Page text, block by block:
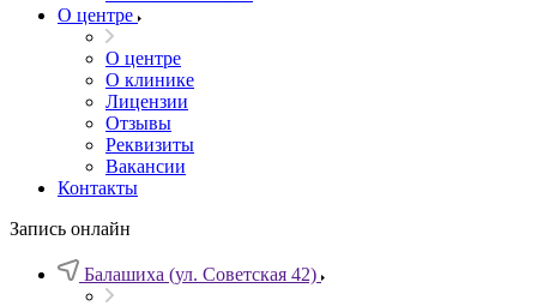
О центре
О центре
О клинике
Лицензии
Отзывы
Реквизиты
Вакансии
Контакты
Запись онлайн
Балашиха (ул. Советская 42)